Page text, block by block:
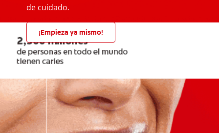
de cuidado.
¡Empieza ya mismo!